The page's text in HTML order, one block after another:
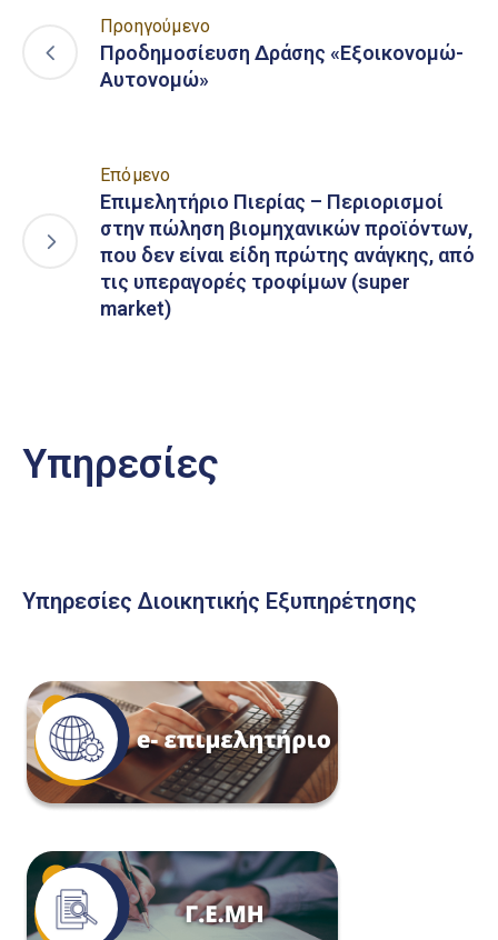
Προηγούμενο
Προδημοσίευση Δράσης «Εξοικονομώ-
Αυτονομώ»
Επόμενο
Επιμελητήριο Πιερίας – Περιορισμοί
στην πώληση βιομηχανικών προϊόντων,
που δεν είναι είδη πρώτης ανάγκης, από
τις υπεραγορές τροφίμων (super
market)
Υπηρεσίες
Υπηρεσίες Διοικητικής Εξυπηρέτησης